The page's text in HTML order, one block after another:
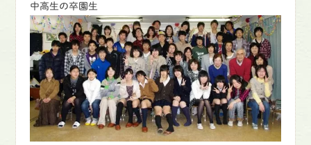
中高生の卒園生